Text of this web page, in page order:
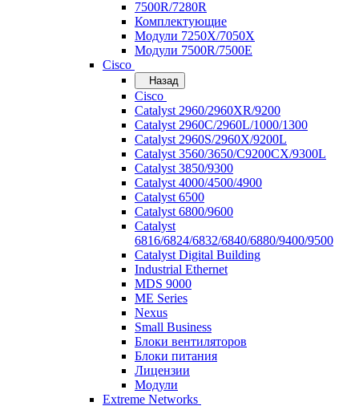
7500R/7280R
Комплектующие
Модули 7250X/7050X
Модули 7500R/7500E
Cisco
Назад
Cisco
Catalyst 2960/2960XR/9200
Catalyst 2960C/2960L/1000/1300
Catalyst 2960S/2960X/9200L
Catalyst 3560/3650/C9200CX/9300L
Catalyst 3850/9300
Catalyst 4000/4500/4900
Catalyst 6500
Catalyst 6800/9600
Catalyst
6816/6824/6832/6840/6880/9400/9500
Catalyst Digital Building
Industrial Ethernet
MDS 9000
ME Series
Nexus
Small Business
Блоки вентиляторов
Блоки питания
Лицензии
Модули
Extreme Networks